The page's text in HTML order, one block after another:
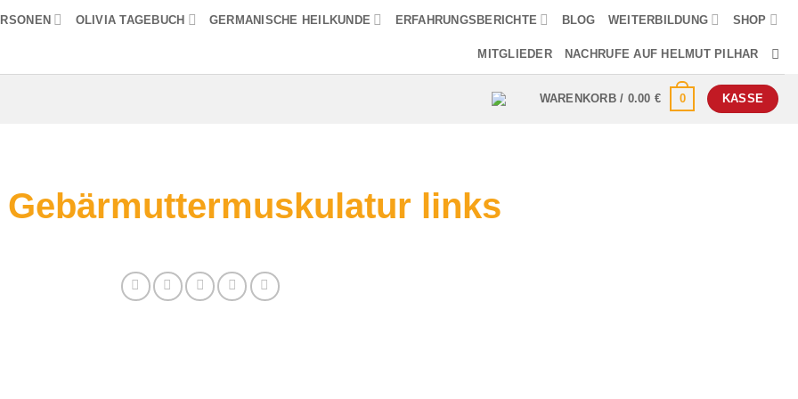
OLIVIA TAGEBUCH GERMANISCHE HEILKUNDE ERFAHRUNGSBERICHTE BLOG WEITERBILDUNG SHOP
MITGLIEDER NACHRUFE AUF HELMUT PILHAR
WARENKORB / 0.00 € 0 KASSE
Gebärmuttermuskulatur links